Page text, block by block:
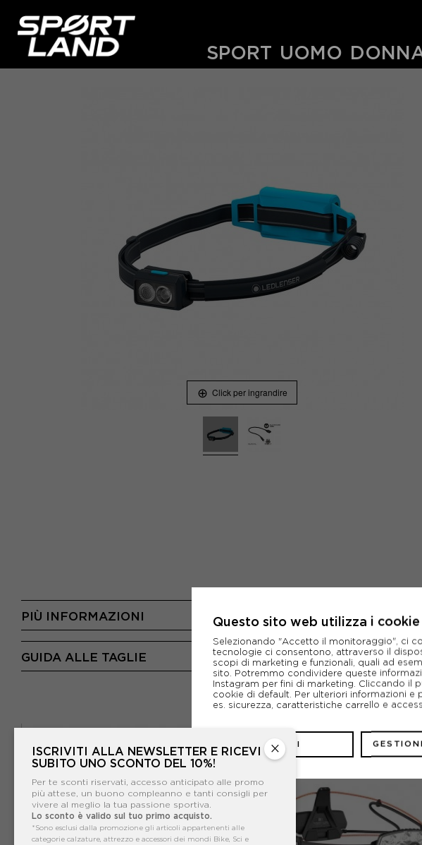
SPORT UOMO
Click per ingrandire
PIÙ INFORMAZIONI
GUIDA ALLE TAGLIE
×
ISCRIVITI ALLA NEWSLETTER E RICEVI
SUBITO UNO SCONTO DEL 10%!
Per te sconti riservati, accesso anticipato alle promo
più attese, un buono compleanno e tanti consigli per
vivere al meglio la tua passione sportiva.
Lo sconto è valido sul tuo primo acquisto.
*Sono esclusi dalla promozione gli articoli appartenenti alle
categorie calzature, attrezzo e accessori dei mondi Bike, Sci e
Questo sito web utilizza i cookie
Selezionando "Accetto il monitoraggio", ci
tecnologie ci consentono, attraverso il
scopi di marketing e funzionali, quali ad
sito. Potremmo condividere queste
Instagram per fini di marketing. Cliccando il
cookie di default. Per ulteriori informazioni
es. sicurezza, caratteristiche carrello e
CHIUDI